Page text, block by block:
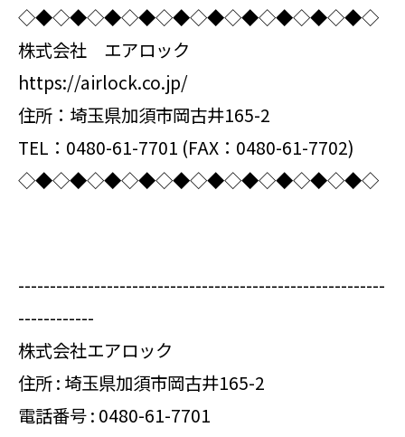
◇◆◇◆◇◆◇◆◇◆◇◆◇◆◇◆◇◆◇◆◇
株式会社 エアロック
https://airlock.co.jp/
住所：埼玉県加須市岡古井165-2
TEL：0480-61-7701 (FAX：0480-61-7702)
◇◆◇◆◇◆◇◆◇◆◇◆◇◆◇◆◇◆◇◆◇
----------------------------------------------------------
------------
株式会社エアロック
住所 : 埼玉県加須市岡古井165-2
電話番号 : 0480-61-7701